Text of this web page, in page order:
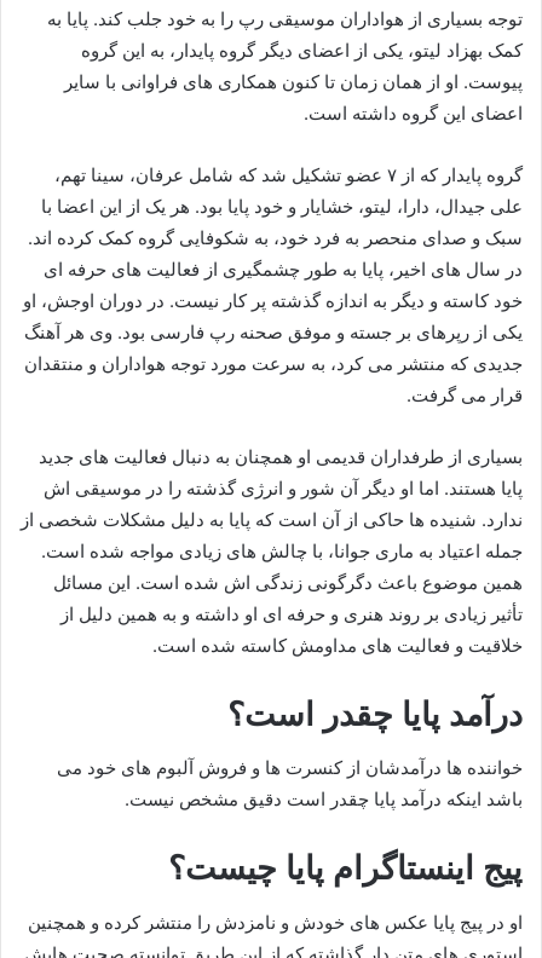
توجه بسیاری از هواداران موسیقی رپ را به خود جلب کند. پایا به
کمک بهزاد لیتو، یکی از اعضای دیگر گروه پایدار، به این گروه
پیوست. او از همان زمان تا کنون همکاری‌ های فراوانی با سایر
اعضای این گروه داشته است.
گروه پایدار که از ۷ عضو تشکیل شد که شامل عرفان، سینا تهم،
علی جیدال، دارا، لیتو، خشایار و خود پایا بود. هر یک از این اعضا با
سبک و صدای منحصر به فرد خود، به شکوفایی گروه کمک کرده‌ اند.
در سال‌ های اخیر، پایا به‌ طور چشمگیری از فعالیت‌ های حرفه‌ ای‌
خود کاسته و دیگر به‌ اندازه‌ گذشته پر کار نیست. در دوران اوجش، او
یکی از رپرهای بر جسته و موفق صحنه رپ فارسی بود. وی هر آهنگ
جدیدی که منتشر می‌ کرد، به سرعت مورد توجه هواداران و منتقدان
قرار می‌ گرفت.
بسیاری از طرفداران قدیمی او همچنان به دنبال فعالیت‌ های جدید
پایا هستند. اما او دیگر آن شور و انرژی گذشته را در موسیقی‌ اش
ندارد. شنیده‌ ها حاکی از آن است که پایا به دلیل مشکلات شخصی از
جمله اعتیاد به ماری جوانا، با چالش‌ های زیادی مواجه شده است.
همین موضوع باعث دگرگونی زندگی‌ اش شده است. این مسائل
تأثیر زیادی بر روند هنری و حرفه‌ ای او داشته و به همین دلیل از
خلاقیت و فعالیت‌ های مداومش کاسته شده است.
درآمد پایا چقدر است؟
خواننده ها درآمدشان از کنسرت ها و فروش آلبوم های خود می
باشد اینکه درآمد پایا چقدر است دقیق مشخص نیست.
پیج اینستاگرام پایا چیست؟
او در پیج پایا عکس های خودش و نامزدش را منتشر کرده و همچنین
استوری های متن دار گذاشته که از این طریق توانسته صحبت هایش